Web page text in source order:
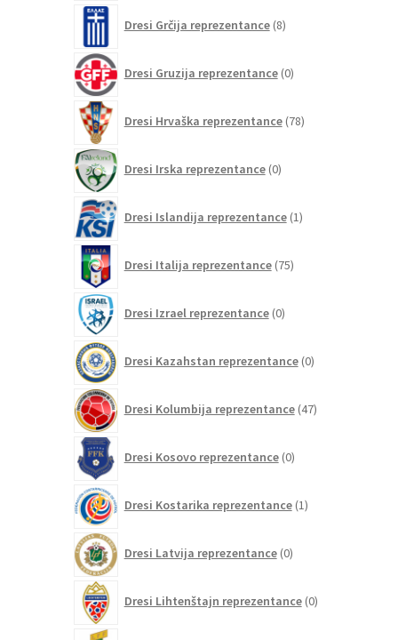
Dresi Grčija reprezentance 8izdelkov
Dresi Gruzija reprezentance 0izdelkov
Dresi Hrvaška reprezentance 78izdelkov
Dresi Irska reprezentance 0izdelkov
Dresi Islandija reprezentance 1izdelek
Dresi Italija reprezentance 75izdelkov
Dresi Izrael reprezentance 0izdelkov
Dresi Kazahstan reprezentance 0izdelkov
Dresi Kolumbija reprezentance 47izdelkov
Dresi Kosovo reprezentance 0izdelkov
Dresi Kostarika reprezentance 1izdelek
Dresi Latvija reprezentance 0izdelkov
Dresi Lihtenštajn reprezentance 0izdelkov